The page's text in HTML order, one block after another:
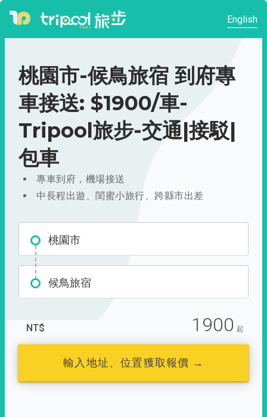
English
桃園市-候鳥旅宿 到府專
車接送: $1900/車-
Tripool旅步-交通|接駁|
包車
專車到府，機場接送
中長程出遊、閨蜜小旅行、跨縣市出差
桃園市
候鳥旅宿
NT$ 1900 起
輸入地址、位置獲取報價 →